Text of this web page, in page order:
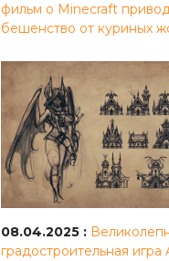
фильм о Minecraft
бешенство от куриных
08.04.2025 :
градостроительная